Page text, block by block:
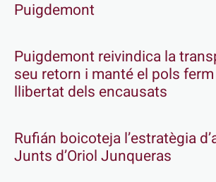
Puigdemont
Puigdemont reivindica la
seu retorn i manté el pols
llibertat dels encausats
Rufián boicoteja l’estratègia
Junts d’Oriol Junqueras